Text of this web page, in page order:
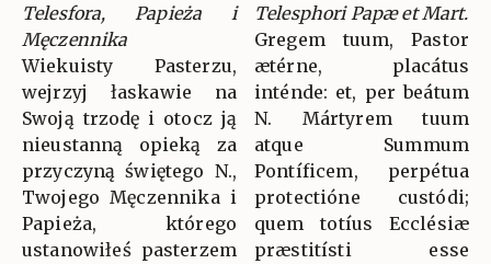
Telesfora, Papieża i
Męczennika
Wiekuisty Pasterzu,
wejrzyj łaskawie na
Swoją trzodę i otocz ją
nieustanną opieką za
przyczyną świętego N.,
Twojego Męczennika i
Papieża, którego
ustanowiłeś pasterzem
Telesphori Papæ et Mart.
Gregem tuum, Pastor
ætérne, placátus
inténde: et, per beátum
N. Mártyrem tuum
atque Summum
Pontíficem, perpétua
protectióne custódi;
quem totíus Ecclésiæ
præstitísti esse